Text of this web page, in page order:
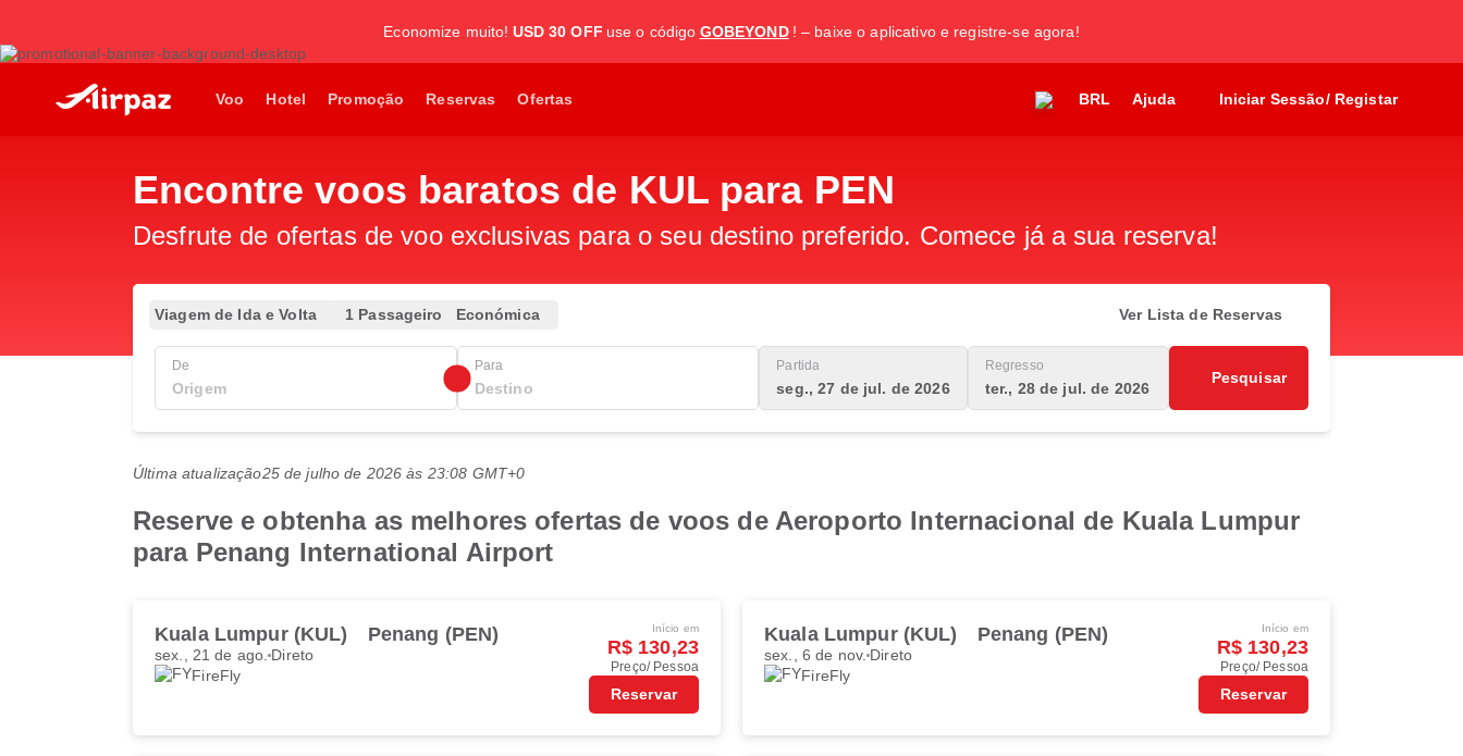
Economize muito! USD 30 OFF use o código GOBEYOND ! – baixe o aplicativo e registre-se agora!
Voo Hotel Promoção Reservas Ofertas BRL Ajuda Iniciar Sessão/ Registar
Encontre voos baratos de KUL para PEN
Desfrute de ofertas de voo exclusivas para o seu destino preferido. Comece já a sua reserva!
Viagem de Ida e Volta 1 Passageiro Económica Ver Lista de Reservas
De Para Partida
seg., 27 de jul. de 2026
Regresso
ter., 28 de jul. de 2026
Pesquisar
Última atualização25 de julho de 2026 às 23:08 GMT+0
Reserve e obtenha as melhores ofertas de voos de Aeroporto Internacional de Kuala Lumpur
para Penang International Airport
Kuala Lumpur (KUL) Penang (PEN)
sex., 21 de ago. Direto
FireFly
Início em
R$ 130,23
Preço/ Pessoa
Reservar
Kuala Lumpur (KUL) Penang (PEN)
sex., 6 de nov. Direto
FireFly
Início em
R$ 130,23
Preço/ Pessoa
Reservar